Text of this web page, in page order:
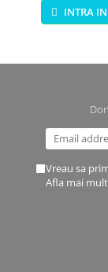
INTRA
Vreau sa
Afla mai